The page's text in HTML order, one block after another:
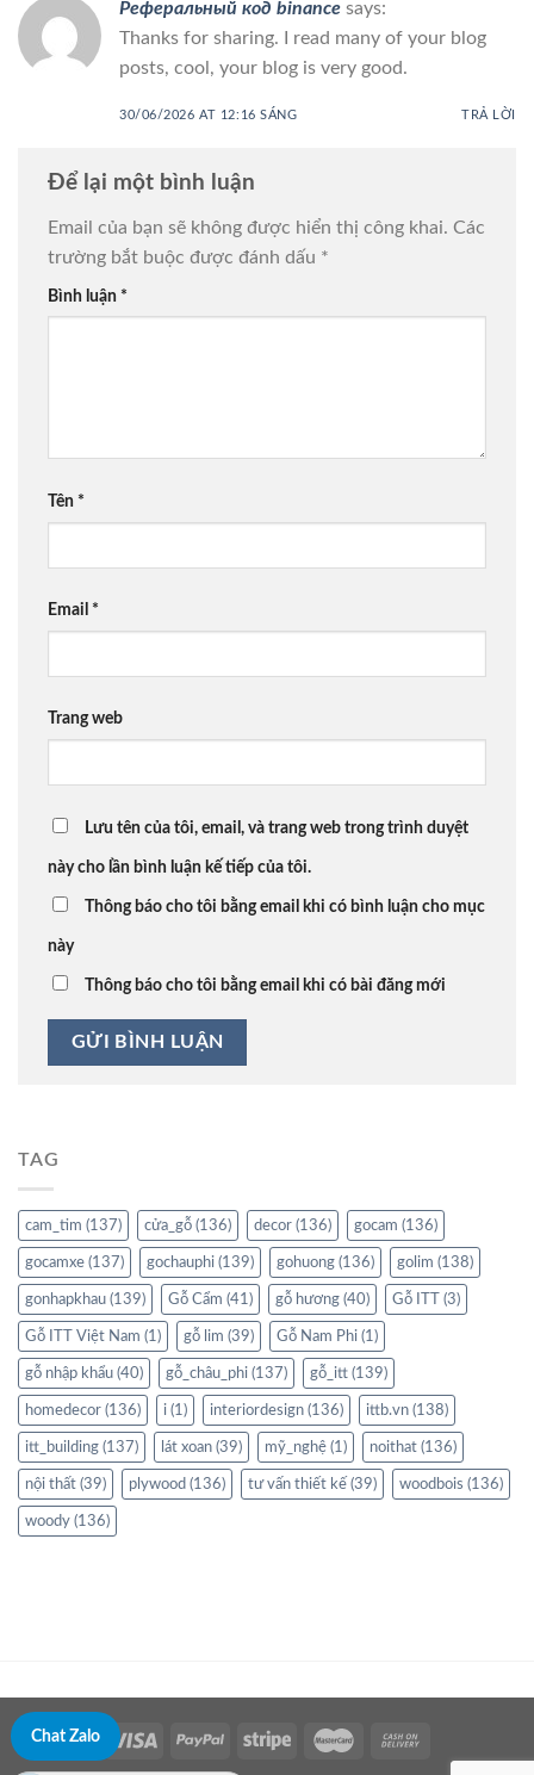
Реферальный код binance says:
Thanks for sharing. I read many of your blog
posts, cool, your blog is very good.
30/06/2026 AT 12:16 SÁNG TRẢ LỜI
Để lại một bình luận
Email của bạn sẽ không được hiển thị công khai. Các
trường bắt buộc được đánh dấu *
Bình luận *
Tên *
Email *
Trang web
Lưu tên của tôi, email, và trang web trong trình duyệt
này cho lần bình luận kế tiếp của tôi.
Thông báo cho tôi bằng email khi có bình luận cho mục
này
Thông báo cho tôi bằng email khi có bài đăng mới
TAG
cam_tim (137) cửa_gỗ (136) decor (136) gocam (136)
gocamxe (137) gochauphi (139) gohuong (136) golim (138)
gonhapkhau (139) Gỗ Cẩm (41) gỗ hương (40) Gỗ ITT (3)
Gỗ ITT Việt Nam (1) gỗ lim (39) Gỗ Nam Phi (1)
gỗ nhập khẩu (40) gỗ_châu_phi (137) gỗ_itt (139)
homedecor (136) i (1) interiordesign (136) ittb.vn (138)
itt_building (137) lát xoan (39) mỹ_nghệ (1) noithat (136)
nội thất (39) plywood (136) tư vấn thiết kế (39) woodbois (136)
woody (136)
Chat Zalo